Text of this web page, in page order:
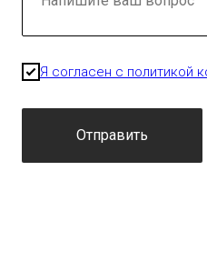
Я согласен с политикой
Отправить